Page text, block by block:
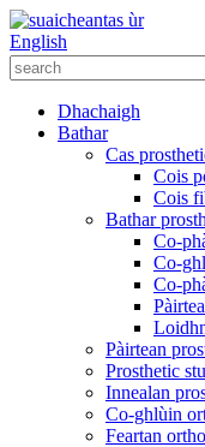
English
Dhachaigh
Bathar
Cas
Cois
Cois
Bathar
Co-
Co-
Co-
Pàirtean
Prosthetic
Innealan
Co-ghlùin
Feartan